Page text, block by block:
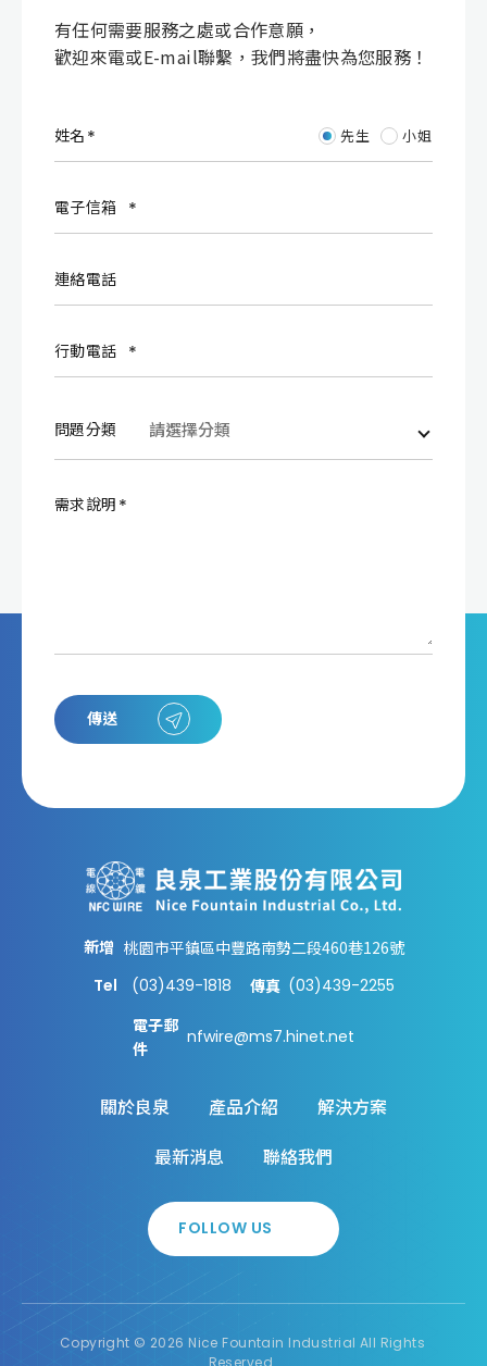
有任何需要服務之處或合作意願，
歡迎來電或E-mail聯繫，我們將盡快為您服務！
姓名 先生 小姐
電子信箱
連絡電話
行動電話
問題分類
需求說明
傳送
新增 桃園市平鎮區中豐路南勢二段460巷126號
Tel
(03)439-1818 傳真 (03)439-2255
電子郵
件
nfwire@ms7.hinet.net
關於良泉 產品介紹
解決方案
最新消息
聯絡我們
FOLLOW US
Copyright © 2026 Nice Fountain Industrial All Rights
Reserved.